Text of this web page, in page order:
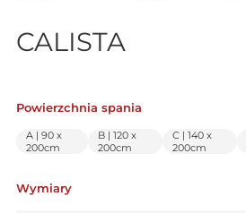
CALISTA
Powierzchnia spania
A | 90 x
200cm
B | 120 x
200cm
C | 140 x
200cm
Wymiary